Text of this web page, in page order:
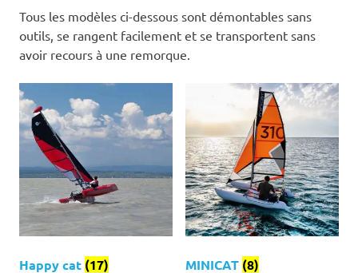
Tous les modèles ci-dessous sont démontables sans
outils, se rangent facilement et se transportent sans
avoir recours à une remorque.
Happy cat (17) MINICAT (8)